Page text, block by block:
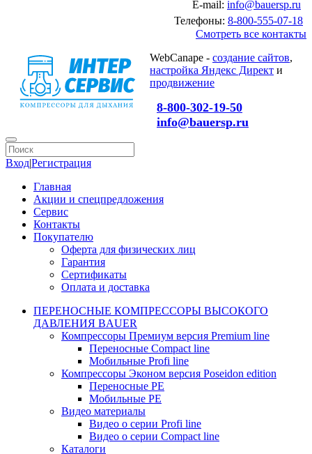
E-mail: info@bauersp.ru
Телефоны: 8-800-555-07-18
Смотреть все контакты
WebCanape - создание сайтов,
настройка Яндекс Директ и
продвижение
8-800-302-19-50
info@bauersp.ru
Вход|Регистрация
Главная
Акции и спецпредложения
Сервис
Контакты
Покупателю
Оферта для физических лиц
Гарантия
Сертификаты
Оплата и доставка
ПЕРЕНОСНЫЕ КОМПРЕССОРЫ ВЫСОКОГО
ДАВЛЕНИЯ BAUER
Компрессоры Премиум версия Premium line
Переносные Compact line
Мобильные Profi line
Компрессоры Эконом версия Poseidon edition
Переносные PE
Мобильные PE
Видео материалы
Видео о серии Profi line
Видео о серии Compact line
Каталоги